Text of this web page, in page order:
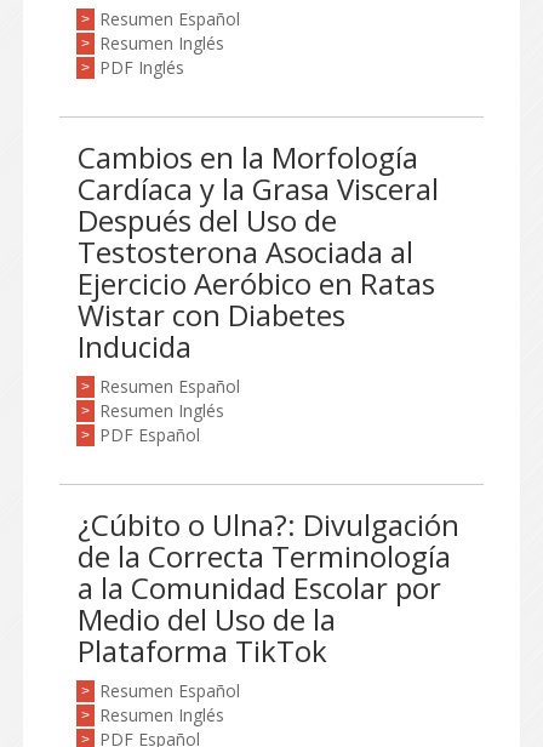
> Resumen Español
> Resumen Inglés
> PDF Inglés
Cambios en la Morfología
Cardíaca y la Grasa Visceral
Después del Uso de
Testosterona Asociada al
Ejercicio Aeróbico en Ratas
Wistar con Diabetes
Inducida
> Resumen Español
> Resumen Inglés
> PDF Español
¿Cúbito o Ulna?: Divulgación
de la Correcta Terminología
a la Comunidad Escolar por
Medio del Uso de la
Plataforma TikTok
> Resumen Español
> Resumen Inglés
> PDF Español